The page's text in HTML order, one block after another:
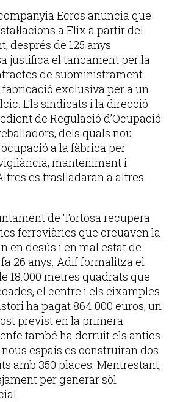
Ecros anuncia que
a Flix a partir del
després de 125 anys
justifica el tancament per la
de subministrament
exclusiva per a un
Els sindicats i la direcció
de Regulació d’Ocupació
dels quals nou
a la fàbrica per
manteniment i
es traslladaran a altres
de Tortosa recupera
ferroviàries que creuaven la
en desús i en mal estat de
26 anys. Adif formalitza el
18.000 metres quadrats que
el centre i els eixamples
ha pagat 864.000 euros, un
previst en la primera
també ha derruit els antics
espais es construiran dos
amb 350 places. Mentrestant,
per generar sòl